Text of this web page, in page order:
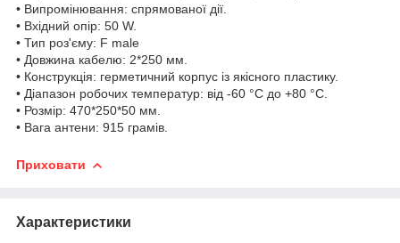
• Випромінювання: спрямованої дії.
• Вхідний опір: 50 W.
• Тип роз'єму: F male
• Довжина кабелю: 2*250 мм.
• Конструкція: герметичний корпус із якісного пластику.
• Діапазон робочих температур: від -60 °C до +80 °C.
• Розмір: 470*250*50 мм.
• Вага антени: 915 грамів.
Приховати
Характеристики